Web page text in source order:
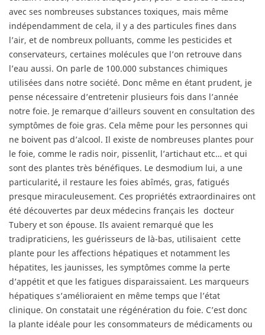
avec ses nombreuses substances toxiques, mais même
indépendamment de cela, il y a des particules fines dans
l’air, et de nombreux polluants, comme les pesticides et
conservateurs, certaines molécules que l’on retrouve dans
l’eau aussi. On parle de 100.000 substances chimiques
utilisées dans notre société. Donc même en étant prudent, je
pense nécessaire d’entretenir plusieurs fois dans l’année
notre foie. Je remarque d’ailleurs souvent en consultation des
symptômes de foie gras. Cela même pour les personnes qui
ne boivent pas d’alcool. Il existe de nombreuses plantes pour
le foie, comme le radis noir, pissenlit, l’artichaut etc… et qui
sont des plantes très bénéfiques. Le desmodium lui, a une
particularité, il restaure les foies abîmés, gras, fatigués
presque miraculeusement. Ces propriétés extraordinaires ont
été découvertes par deux médecins français les docteur
Tubery et son épouse. Ils avaient remarqué que les
tradipraticiens, les guérisseurs de là-bas, utilisaient cette
plante pour les affections hépatiques et notamment les
hépatites, les jaunisses, les symptômes comme la perte
d’appétit et que les fatigues disparaissaient. Les marqueurs
hépatiques s’amélioraient en même temps que l’état
clinique. On constatait une régénération du foie. C’est donc
la plante idéale pour les consommateurs de médicaments ou